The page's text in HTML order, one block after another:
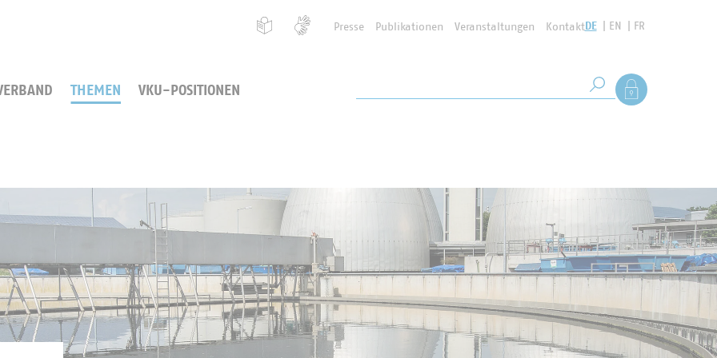
Presse Publikationen Veranstaltungen KontaktDE EN FR
THEMEN VKU-POSITIONEN Suche starten
Als Mitglied